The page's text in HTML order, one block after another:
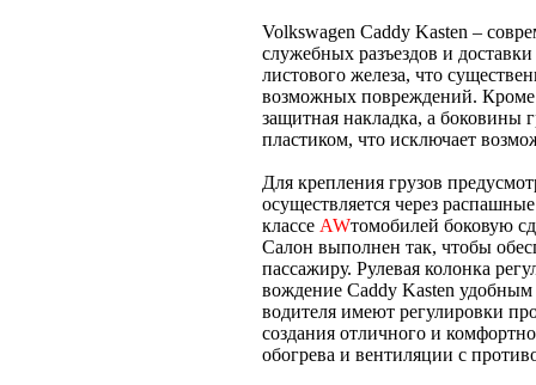
Volkswagen Caddy Kasten –
служебных разъездов и
листового железа, что
возможных повреждений. Кроме
защитная накладка, а боковины
пластиком, что исключает
Для крепления грузов
осуществляется через
классе AWтомобилей боковую
Салон выполнен так, чтобы
пассажиру. Рулевая колонка
вождение Caddy Kasten
водителя имеют регулировки
создания отличного и
обогрева и вентиляции с